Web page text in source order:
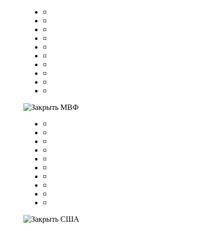
¤
¤
¤
¤
¤
¤
¤
¤
¤
¤
МВФ
¤
¤
¤
¤
¤
¤
¤
¤
¤
¤
США